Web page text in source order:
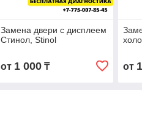
Замена двери с дисплеем
Стинол, Stinol
от 1 000₸ от